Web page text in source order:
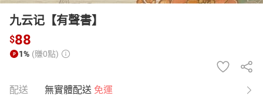
九云记【有聲書】
$88
1% (賺0點)
配送 無實體配送 免運